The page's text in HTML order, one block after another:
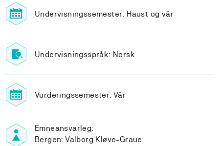
Undervisningssemester: Haust og vår
Undervisningsspråk: Norsk
Vurderingssemester: Vår
Emneansvarleg:
Bergen: Valborg Kløve-Graue